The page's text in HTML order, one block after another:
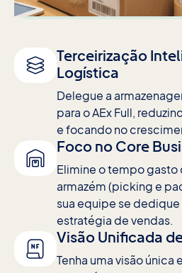
Terceirização
Logística
Delegue a
para o AEx Full,
e focando no
Foco no Core
Elimine o tempo gasto
armazém (picking e
sua equipe se dedique
estratégia de vendas.
Visão Unificada
Tenha uma visão